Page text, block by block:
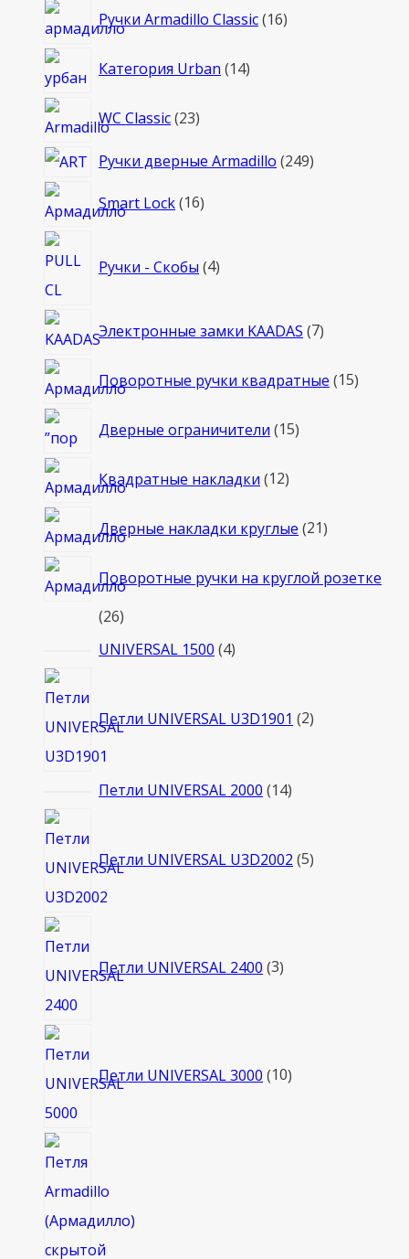
Ручки Armadillo Classic 1616
Категория Urban 1414
WC Classic 2323
Ручки дверные Armadillo 249249
Smart Lock 1616
Ручки - Скобы 4товара
Электронные замки KAADAS 77
Поворотные ручки квадратные 1515
Дверные ограничители 1515
Квадратные накладки 1212
Дверные накладки круглые 2121
Поворотные ручки на круглой розетке
2626
товаров
UNIVERSAL 1500 44
Петли UNIVERSAL U3D1901 2товара
Петли UNIVERSAL 2000 1414
Петли UNIVERSAL U3D2002 5товаров
Петли UNIVERSAL 2400 3товара
Петли UNIVERSAL 3000 10товаров